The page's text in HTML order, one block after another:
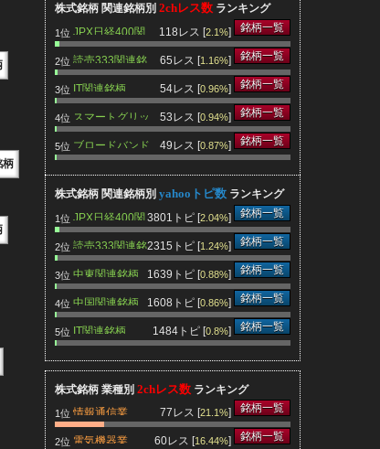
柄
株式銘柄 関連銘柄別 2chレス数 ランキング
1位 JPX日経400関
連銘柄
118レス [2.1%] 銘柄一覧
2位 読売333関連銘
柄
65レス [1.16%] 銘柄一覧
3位 IT関連銘柄 54レス [0.96%] 銘柄一覧
4位 スマートグリッ
ド関連銘柄
53レス [0.94%] 銘柄一覧
5位 ブロードバンド
関連銘柄
49レス [0.87%] 銘柄一覧
株式銘柄 関連銘柄別 yahooトピ数 ランキング
1位 JPX日経400関
連銘柄
3801トピ [2.04%] 銘柄一覧
2位 読売333関連銘
柄
2315トピ [1.24%] 銘柄一覧
3位 中東関連銘柄 1639トピ [0.88%] 銘柄一覧
4位 中国関連銘柄 1608トピ [0.86%] 銘柄一覧
5位 IT関連銘柄 1484トピ [0.8%] 銘柄一覧
株式銘柄 業種別 2chレス数 ランキング
1位 情報通信業 77レス [21.1%] 銘柄一覧
2位 電気機器業 60レス [16.44%] 銘柄一覧